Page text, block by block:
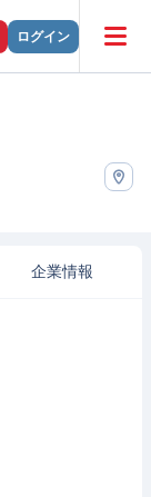
ログイン
企業情報